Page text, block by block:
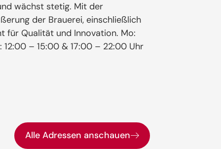
wächst stetig. Mit der
der Brauerei, einschließlich
für Qualität und Innovation. Mo:
– 15:00 & 17:00 – 22:00 Uhr
Alle Adressen anschauen